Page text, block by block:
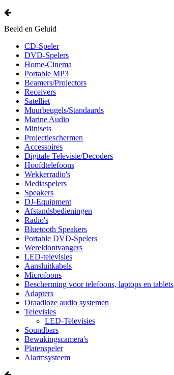
Beeld en Geluid
CD-Speler
DVD-Spelers
Home-Cinema
Portable MP3
Beamers/Projectors
Receivers
Satelliet
Muurbeugels/Standaards
Marine Audio
Minisets
Projectieschermen
Accessoires
Digitale Televisie/Decoders
Hoofdtelefoons
Wekkerradio's
Mediaspelers
Speakers
DJ-Equipment
Afstandsbedieningen
Radio's
Bluetooth Speakers
Portable DVD-Spelers
Wereldontvangers
LED-televisies
Aansluitkabels
Microfoons
Bescherming voor telefoons, laptops en tablets
Adapters
Draadloze audio systemen
Televisies
LED-Televisies
Soundbars
Bewakingscamera's
Platenspeler
Alarmsysteem